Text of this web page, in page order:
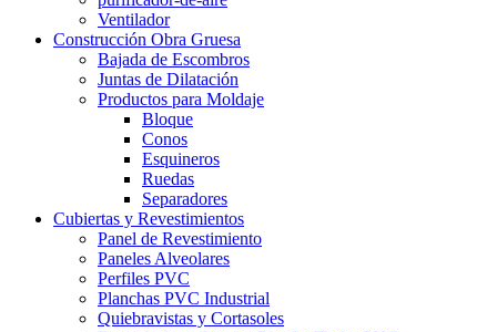
Ventilador
Construcción Obra Gruesa
Bajada de Escombros
Juntas de Dilatación
Productos para Moldaje
Bloque
Conos
Esquineros
Ruedas
Separadores
Cubiertas y Revestimientos
Panel de Revestimiento
Paneles Alveolares
Perfiles PVC
Planchas PVC Industrial
Quiebravistas y Cortasoles